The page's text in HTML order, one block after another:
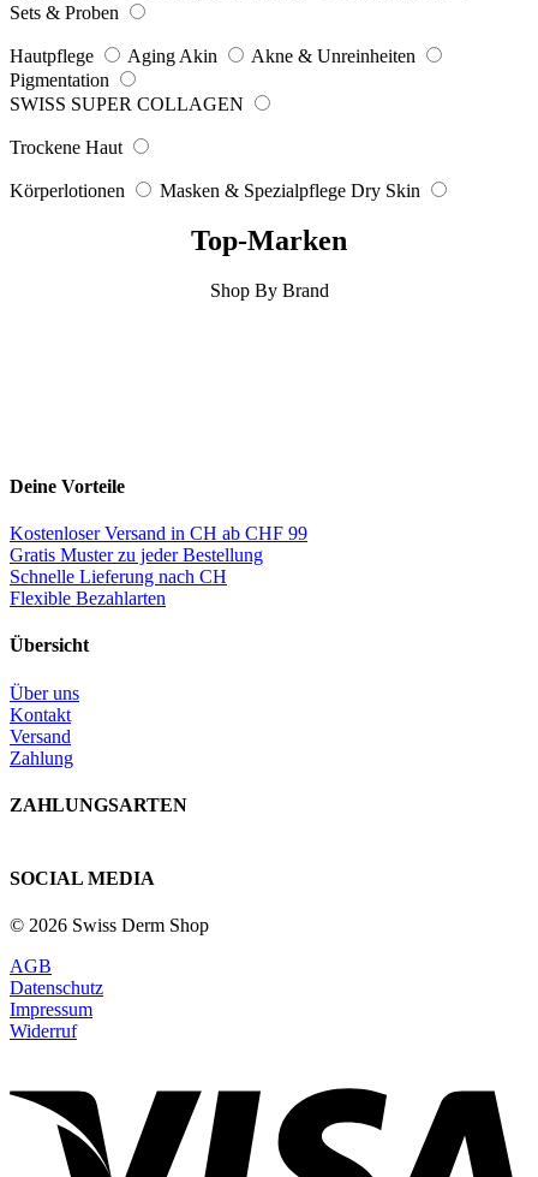
Sets & Proben
Hautpflege Aging Akin
Akne & Unreinheiten
Pigmentation
SWISS SUPER COLLAGEN
Trockene Haut
Körperlotionen Masken & Spezialpflege Dry Skin
Top-Marken
Shop By Brand
Deine Vorteile
Kostenloser Versand in CH ab CHF 99
Gratis Muster zu jeder Bestellung
Schnelle Lieferung nach CH
Flexible Bezahlarten
Übersicht
Über uns
Kontakt
Versand
Zahlung
ZAHLUNGSARTEN
SOCIAL MEDIA
© 2026 Swiss Derm Shop
AGB
Datenschutz
Impressum
Widerruf